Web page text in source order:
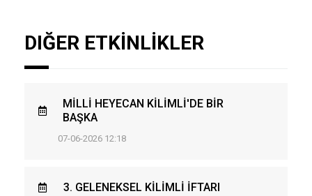
DIĞER ETKİNLİKLER
MİLLİ HEYECAN KİLİMLİ'DE BİR
BAŞKA
07-06-2026 12:18
3. GELENEKSEL KİLİMLİ İFTARI